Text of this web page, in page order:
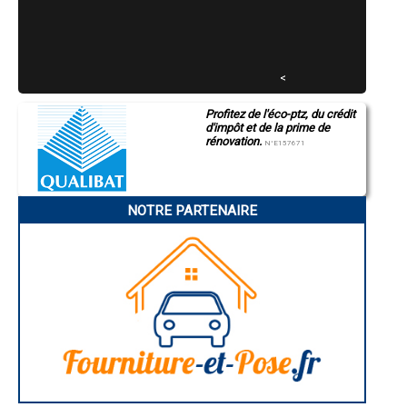
- Artisan Maçon à Bressolles
- Artisan Maçon à Bellenaves
- Artisan Maçon à Estivareilles
- Artisan Maçon à Villeneuve-sur-Allier
- Artisan Maçon à Bézenet
- Artisan Maçon à La Chapelaude
- Artisan Maçon à Thiel-sur-Acolin
- Artisan Maçon à Creuzier-le-Neuf
- Artisan Maçon à Espinasse-Vozelle
- Artisan Maçon à Marcillat-en-Combraille
- Artisan Maçon à Chassenard
- Artisan Maçon à Tronget
- Artisan Maçon à Saligny-sur-Roudon
- Artisan Maçon à Meaulne
<
Profitez de l'éco-ptz, du crédit
d'impôt et de la prime de
rénovation. N°E157671
NOTRE PARTENAIRE